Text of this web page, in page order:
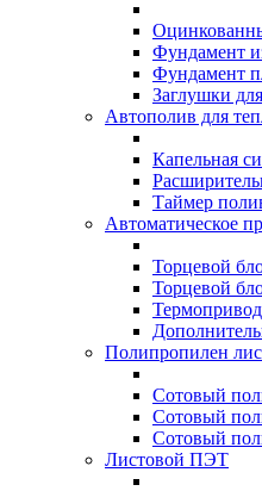
Фундамент
Фундамент
Заглушки
Автополив для
Капельная
Таймер
Автоматическое
Торцевой
Торцевой
Полипропилен
Сотовый
Сотовый
Сотовый
Листовой ПЭТ